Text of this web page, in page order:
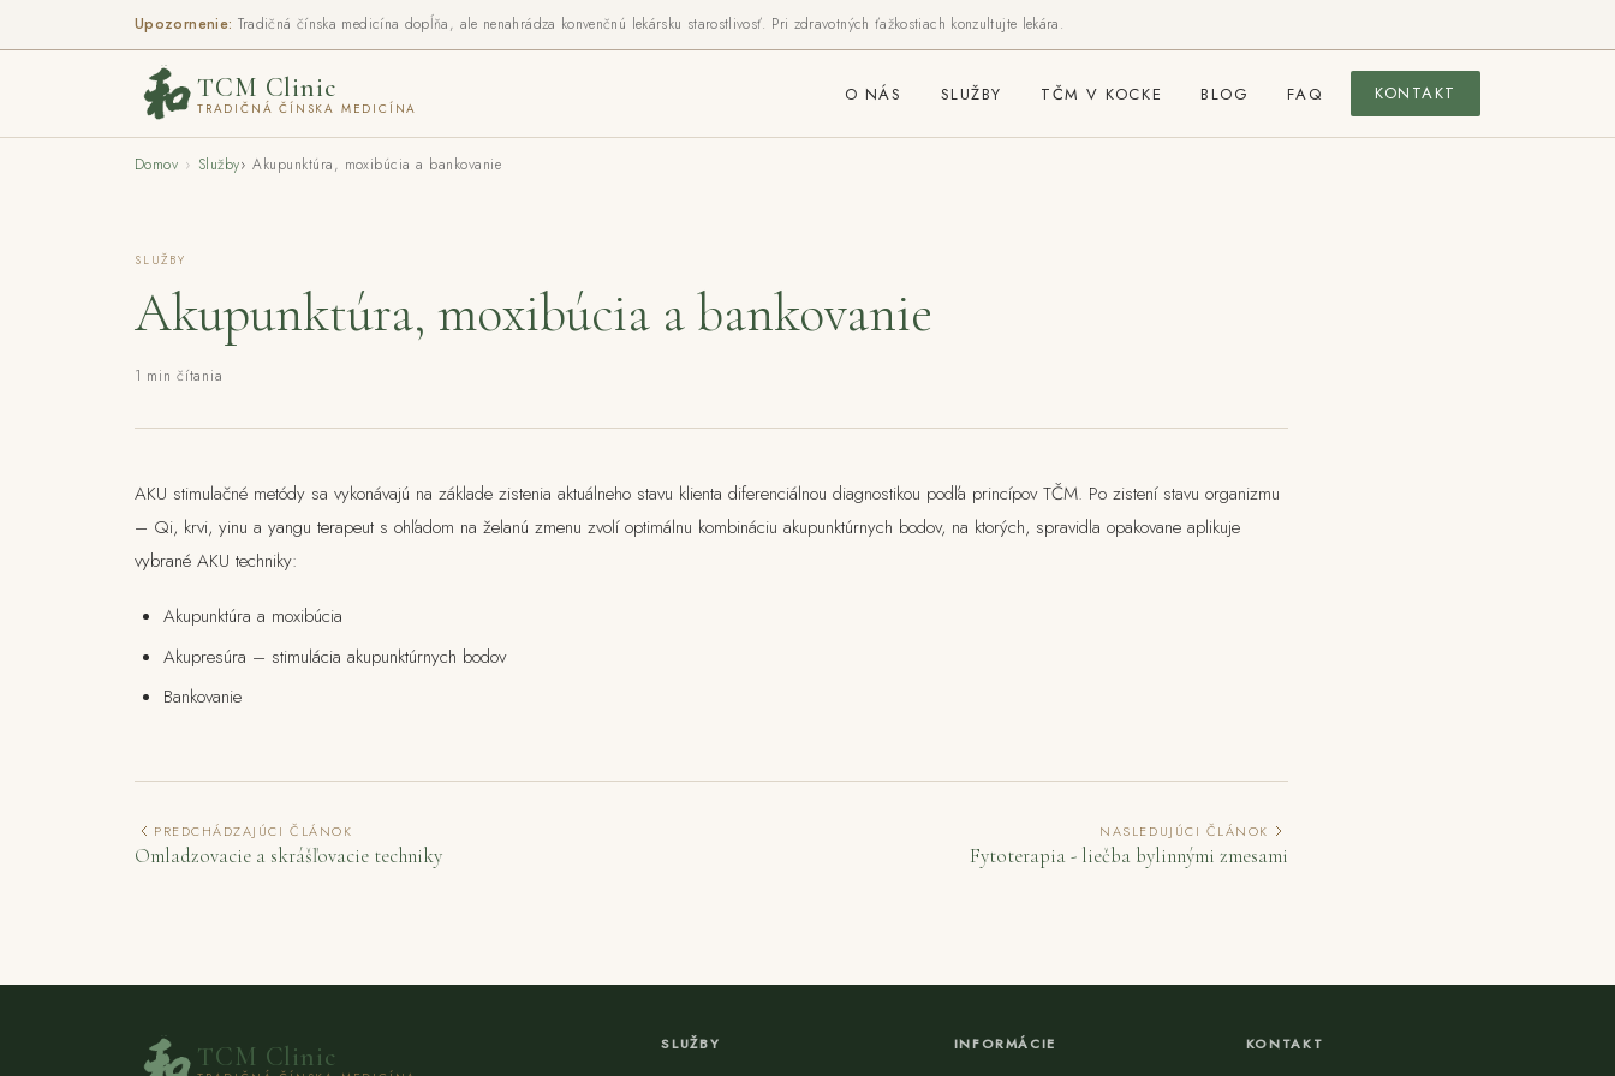
Upozornenie: Tradičná čínska medicína dopĺňa, ale nenahrádza konvenčnú lekársku starostlivosť. Pri zdravotných ťažkostiach konzultujte lekára.
TCM Clinic
TRADIČNÁ ČÍNSKA MEDICÍNA
O NÁS SLUŽBY TČM V KOCKE BLOG FAQ KONTAKT
Domov › Služby› Akupunktúra, moxibúcia a bankovanie
SLUŽBY
Akupunktúra, moxibúcia a bankovanie
1 min čítania
AKU stimulačné metódy sa vykonávajú na základe zistenia aktuálneho stavu klienta diferenciálnou diagnostikou podľa princípov TČM. Po zistení stavu organizmu
– Qi, krvi, yinu a yangu terapeut s ohľadom na želanú zmenu zvolí optimálnu kombináciu akupunktúrnych bodov, na ktorých, spravidla opakovane aplikuje
vybrané AKU techniky:
Akupunktúra a moxibúcia
Akupresúra – stimulácia akupunktúrnych bodov
Bankovanie
PREDCHÁDZAJÚCI ČLÁNOK
Omladzovacie a skrášľovacie techniky
NASLEDUJÚCI ČLÁNOK
Fytoterapia - liečba bylinnými zmesami
TCM Clinic SLUŽBY INFORMÁCIE KONTAKT